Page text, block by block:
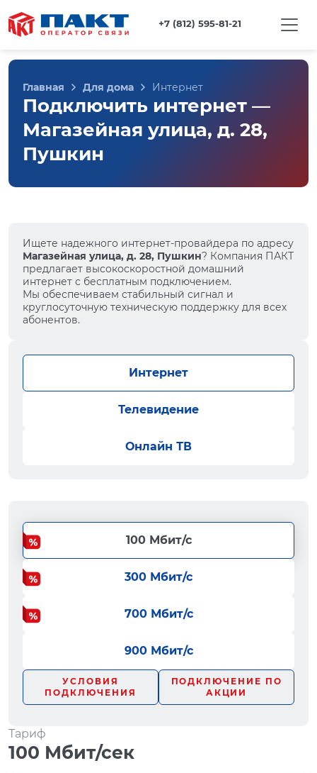
+7 (812) 595-81-21
Главная Для дома Интернет
Подключить интернет —
Магазейная улица, д. 28,
Пушкин
Ищете надежного интернет-провайдера по адресу
Магазейная улица, д. 28, Пушкин? Компания ПАКТ
предлагает высокоскоростной домашний
интернет с бесплатным подключением.
Мы обеспечиваем стабильный сигнал и
круглосуточную техническую поддержку для всех
абонентов.
Интернет
Телевидение
Онлайн ТВ
100 Мбит/с
300 Мбит/с
700 Мбит/с
900 Мбит/с
УСЛОВИЯ
ПОДКЛЮЧЕНИЯ
ПОДКЛЮЧЕНИЕ ПО
АКЦИИ
Тариф
100 Мбит/сек